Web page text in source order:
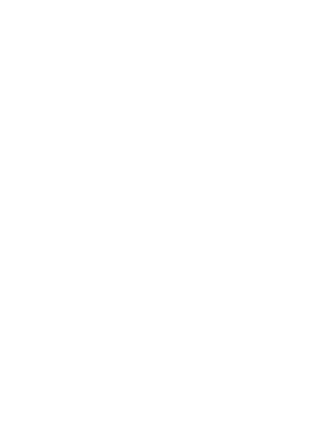
設定所有動作。確認來源動作產生所需
示範本。
範本與 retriever)。
出。
示範本) 會產生輸出。第二個動作會